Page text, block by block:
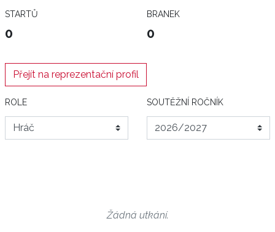
STARTŮ
0
BRANEK
0
Přejít na reprezentační profil
ROLE SOUTĚŽNÍ ROČNÍK
Žádná utkání.